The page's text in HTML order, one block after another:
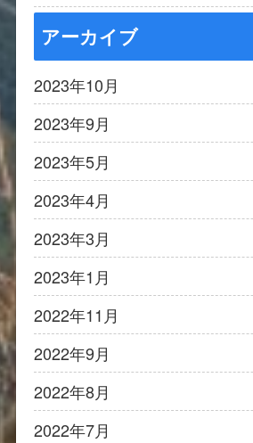
アーカイブ
2023年10月
2023年9月
2023年5月
2023年4月
2023年3月
2023年1月
2022年11月
2022年9月
2022年8月
2022年7月